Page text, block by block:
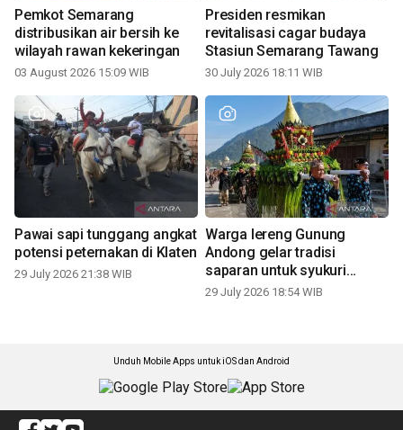
Pemkot Semarang
distribusikan air bersih ke
wilayah rawan kekeringan
03 August 2026 15:09 WIB
Presiden resmikan
revitalisasi cagar budaya
Stasiun Semarang Tawang
30 July 2026 18:11 WIB
Pawai sapi tunggang angkat
potensi peternakan di Klaten
29 July 2026 21:38 WIB
Warga lereng Gunung
Andong gelar tradisi
saparan untuk syukuri
panen
29 July 2026 18:54 WIB
Unduh Mobile Apps untuk iOS dan Android